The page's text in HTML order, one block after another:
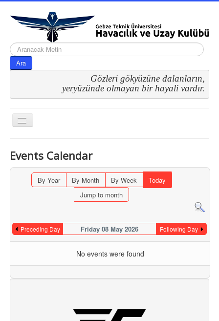
arama...
Ara
Gözleri gökyüzüne dalanların,
yeryüzünde olmayan bir hayali vardır.
Gezinme
geçişini
Events Calendar
By Year By Month By Week
Today
Jump to month
Preceding Day Friday 08 May 2026 Following Day
No events were found